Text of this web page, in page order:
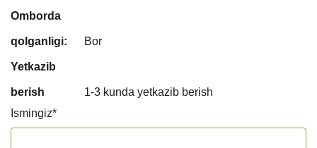
Omborda
qolganligi: Bor
Yetkazib
berish
1-3 kunda yetkazib berish
Ismingiz*